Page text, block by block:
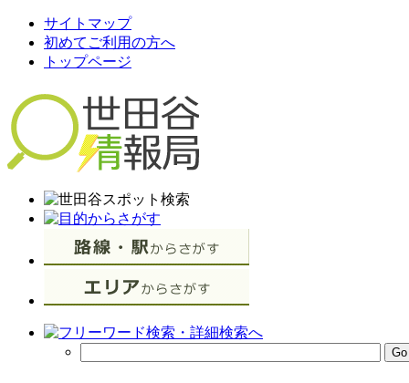
サイトマップ
初めてご利用の方へ
トップページ